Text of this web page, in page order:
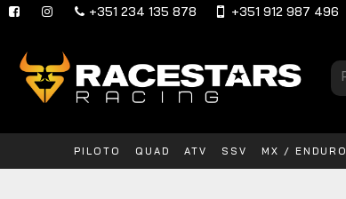
+351 234 135 878 +351 912 987 496
PILOTO QUAD ATV SSV MX / ENDURO